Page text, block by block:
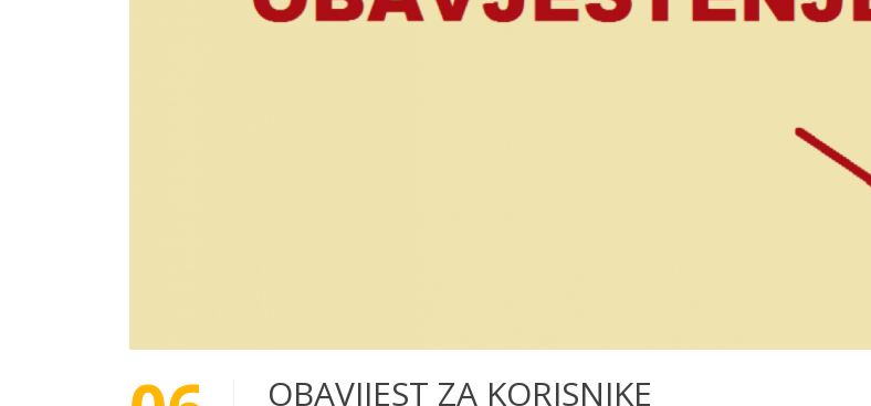
OBAVIJEST ZA KORISNIKE